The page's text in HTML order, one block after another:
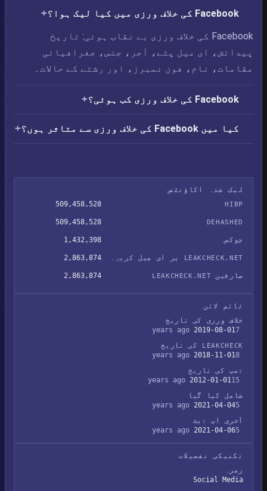
Facebook کی خلاف ورزی میں کیا لیک ہوا؟
Facebook کی خلاف ورزی بے نقاب ہوئی: تاریخ
پیدائش، ای میل پتے، آجر، جنس، جغرافیائی
مقامات، نام، فون نمبرز، اور رشتے کے حالات۔
Facebook کی خلاف ورزی کب ہوئی؟
کیا میں Facebook کی خلاف ورزی سے متاثر ہوں؟
لیک شدہ اکاؤنٹس
HIBP
509,458,528
DEHASHED
509,458,528
چوکس 1,432,398
LEAKCHECK.NET پر ای میل کریں۔ 2,863,874
صارفین LEAKCHECK.NET 2,863,874
ٹائم لائن
خلاف ورزی کی تاریخ
2019-08-01
LEAKCHECK کی تاریخ
2018-11-01
ڈمپ کی تاریخ
2012-01-01
شامل کیا گیا
2021-04-04
آخری اپ ڈیٹ
2021-04-06
تکنیکی تفصیلات
زمرہ
Social Media